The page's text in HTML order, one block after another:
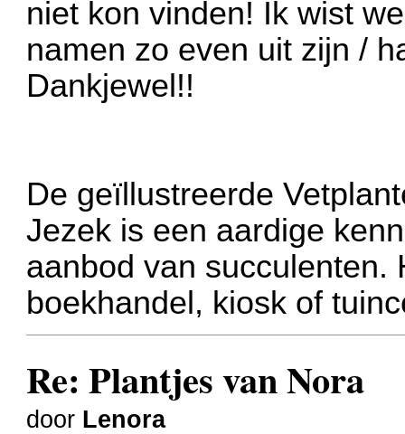
niet kon vinden! Ik wist
namen zo even uit zijn /
Dankjewel!!
De geïllustreerde
Jezek is een aardige
aanbod van succulenten.
boekhandel, kiosk of
Re: Plantjes van Nora
door Lenora